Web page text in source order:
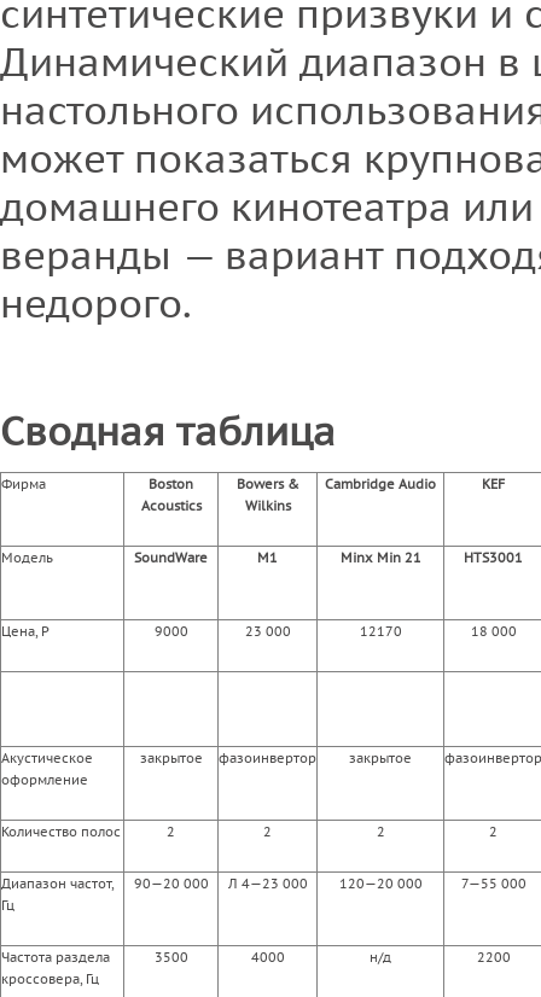
синтетические призвуки и
Динамический диапазон в
настольного
может показаться
домашнего кинотеатра
веранды — вариант
недорого.
Сводная таблица
Фирма
Boston
Acoustics
Bowers &
Wilkins
Cambridge Audio KEF
Модель SoundWare M1 Minx Min 21 HTS3001
Цена, Р 9000 23 000 12170 18 000
Акустическое
оформление
закрытое фазоинвертор закрытое фазоинвертор
Количество полос 2 2 2 2
Диапазон частот,
Гц
90—20 000 Л 4—23 000 120—20 000 7—55 000
Частота раздела
кроссовера, Гц
3500 4000 н/д 2200